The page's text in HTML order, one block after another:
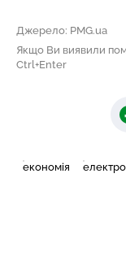
Джерело: PMG.ua
Якщо Ви виявили
Ctrl+Enter
економія